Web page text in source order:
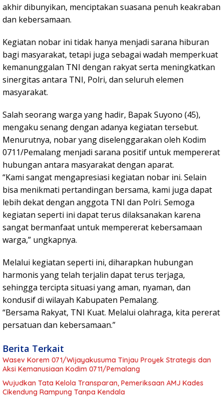
akhir dibunyikan, menciptakan suasana penuh keakraban
dan kebersamaan.
Kegiatan nobar ini tidak hanya menjadi sarana hiburan
bagi masyarakat, tetapi juga sebagai wadah memperkuat
kemanunggalan TNI dengan rakyat serta meningkatkan
sinergitas antara TNI, Polri, dan seluruh elemen
masyarakat.
Salah seorang warga yang hadir, Bapak Suyono (45),
mengaku senang dengan adanya kegiatan tersebut.
Menurutnya, nobar yang diselenggarakan oleh Kodim
0711/Pemalang menjadi sarana positif untuk mempererat
hubungan antara masyarakat dengan aparat.
“Kami sangat mengapresiasi kegiatan nobar ini. Selain
bisa menikmati pertandingan bersama, kami juga dapat
lebih dekat dengan anggota TNI dan Polri. Semoga
kegiatan seperti ini dapat terus dilaksanakan karena
sangat bermanfaat untuk mempererat kebersamaan
warga,” ungkapnya.
Melalui kegiatan seperti ini, diharapkan hubungan
harmonis yang telah terjalin dapat terus terjaga,
sehingga tercipta situasi yang aman, nyaman, dan
kondusif di wilayah Kabupaten Pemalang.
“Bersama Rakyat, TNI Kuat. Melalui olahraga, kita pererat
persatuan dan kebersamaan.”
Berita Terkait
Wasev Korem 071/Wijayakusuma Tinjau Proyek Strategis dan
Aksi Kemanusiaan Kodim 0711/Pemalang
Wujudkan Tata Kelola Transparan, Pemeriksaan AMJ Kades
Cikendung Rampung Tanpa Kendala